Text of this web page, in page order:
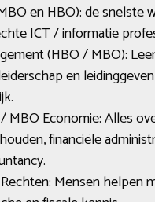
en HBO): de snelste
ICT / informatie
(HBO / MBO):
en
MBO Economie: Alles
financiële
Mensen helpen